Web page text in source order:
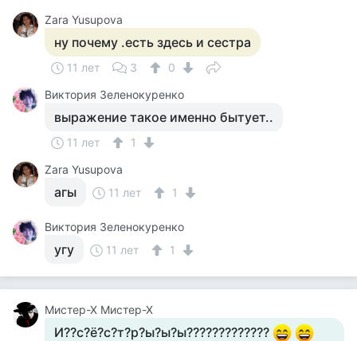
Zara Yusupova
ну почему .есть здесь и сестра
11 лет 3
0
Виктория Зеленокуренко
выражение такое именно бытует..
11 лет
1
Zara Yusupova
агы 11 лет 1
Виктория Зеленокуренко
угу 11 лет 1
Мистер-Х Мистер-Х
И??с?ё?с?т?р?ы?ы?ы?????????????